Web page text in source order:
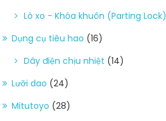
Lò xo - Khóa khuôn (Parting Lock)
Dụng cụ tiêu hao (16)
Dây điện chịu nhiệt (14)
Lưỡi dao (24)
Mitutoyo (28)